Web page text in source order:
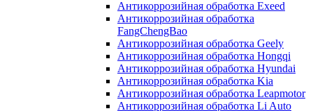
Антикоррозийная обработка Exeed
Антикоррозийная обработка
FangChengBao
Антикоррозийная обработка Geely
Антикоррозийная обработка Hongqi
Антикоррозийная обработка Hyundai
Антикоррозийная обработка Kia
Антикоррозийная обработка Leapmotor
Антикоррозийная обработка Li Auto